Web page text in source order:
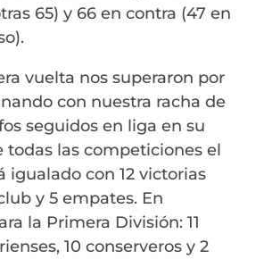
65) y 66 en contra (47 en
vuelta nos superaron por
con nuestra racha de
seguidos en liga en su
todas las competiciones el
igualado con 12 victorias
y 5 empates. En
la Primera División: 11
10 conserveros y 2